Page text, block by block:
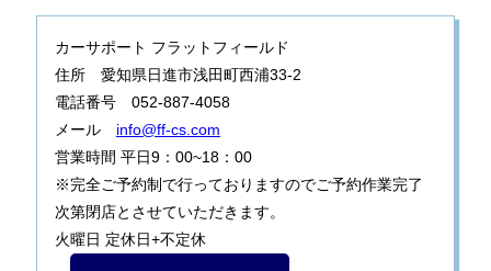
カーサポート フラットフィールド
住所 愛知県日進市浅田町西浦33-2
電話番号 052-887-4058
メール info@ff-cs.com
営業時間 平日9：00~18：00
※完全ご予約制で行っておりますのでご予約作業完了
次第閉店とさせていただきます。
火曜日 定休日+不定休